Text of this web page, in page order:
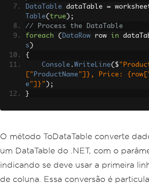
DataTable dataTable =
Table( true );
// Process the DataTable
foreach
( DataRow row in
s )
{
Console . WriteLine( $
[" ProductName "]}, Price:
e "]}" );
}
O método ToDataTable converte
um DataTable do .NET, com o
indicando se deve usar a primeira
de coluna. Essa conversão é